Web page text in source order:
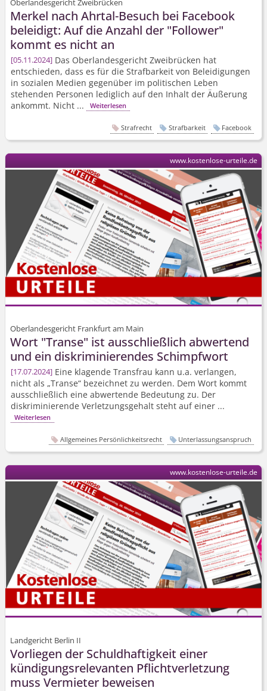
Oberlandesgericht Zweibrücken
Merkel nach Ahrtal-Besuch bei Facebook
beleidigt: Auf die Anzahl der "Follower"
kommt es nicht an
05.11.2024 Das Oberlandesgericht Zweibrücken hat
entschieden, dass es für die Strafbarkeit von Beleidigungen
in sozialen Medien gegenüber im politischen Leben
stehenden Personen lediglich auf den Inhalt der Äußerung
ankommt. Nicht ...
Weiterlesen
Strafrecht Strafbarkeit Facebook
Oberlandesgericht Frankfurt am Main
Wort "Transe" ist ausschließlich abwertend
und ein diskriminierendes Schimpfwort
17.07.2024 Eine klagende Transfrau kann u.a. verlangen,
nicht als „Transe“ bezeichnet zu werden. Dem Wort kommt
ausschließlich eine abwertende Bedeutung zu. Der
diskriminierende Verletzungsgehalt steht auf einer ...
Weiterlesen
www.kostenlose-urteile.de
Allgemeines Persönlichkeitsrecht Unterlassungsanspruch
Landgericht Berlin II
Vorliegen der Schuldhaftigkeit einer
kündigungs­relevanten Pflichtverletzung
muss Vermieter beweisen
www.kostenlose-urteile.de